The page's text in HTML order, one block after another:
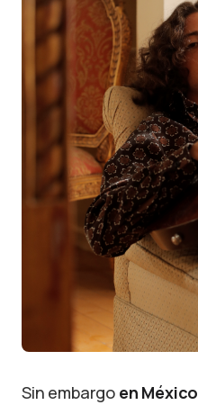
Sin embargo en